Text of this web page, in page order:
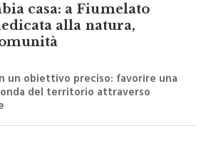
casa: a Fiumelato
alla natura,
un obiettivo preciso: favorire una
del territorio attraverso